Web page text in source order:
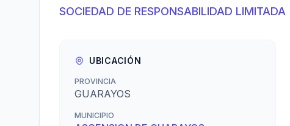
SOCIEDAD DE RESPONSABILIDAD LIMITADA
UBICACIÓN
PROVINCIA
GUARAYOS
MUNICIPIO